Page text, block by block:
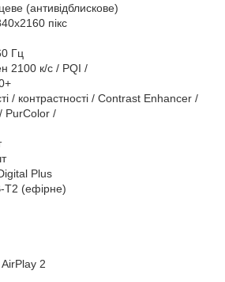
(антивідблискове)
пікс
Гц
2100 к/с / PQI /
/ контрастності / Contrast Enhancer /
PurColor /
Plus
(ефірне)
AirPlay 2